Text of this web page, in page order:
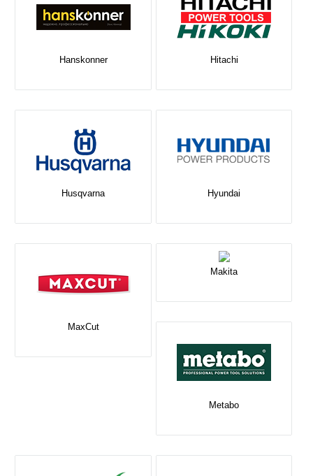
Hanskonner Hitachi
Husqvarna Hyundai
MaxCut
Makita
Metabo